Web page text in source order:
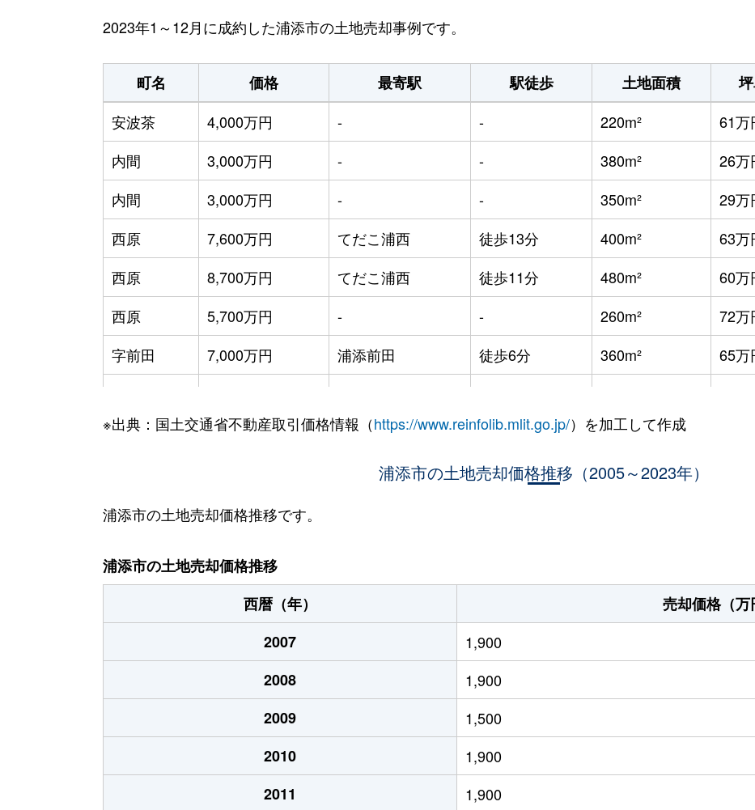
2023年1～12月に成約した浦添市の土地売却事例です。
町名 価格 最寄駅 駅徒歩 土地面積
安波茶
4,000万円 - - 220m² 61万
内間
3,000万円 - - 380m² 26万
内間
3,000万円 - - 350m² 29万
西原
7,600万円 てだこ浦西 徒歩13分 400m² 63万
西原
8,700万円 てだこ浦西 徒歩11分 480m² 60万
西原
5,700万円 - - 260m² 72万
字前田
7,000万円 浦添前田 徒歩6分 360m² 65万
前田
3,300万円 てだこ浦西 徒歩1分 185m²
- 125m²
牧港
190万円
※出典：国土交通省不動産取引価格情報（https://www.reinfolib.mlit.go.jp/）を加工して作成
浦添市の土地売却価格推移（2005～2023年）
浦添市の土地売却価格推移です。
浦添市の土地売却価格推移
西暦（年）
売却価格（万
2007
1,900
2008
1,900
2009
1,500
2010
1,900
2011
1,900